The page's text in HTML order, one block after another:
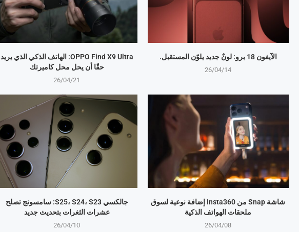
OPPO Find X9 Ultra: الهاتف الذكي الذي يريد
حقًا أن يحل محل كاميرتك
26/04/21
الآيفون 18 برو: لونٌ جديد يلوّن المستقبل.
26/04/14
جالكسي S25، S24، S23: سامسونج تصلح
عشرات الثغرات بتحديث جديد
26/04/10
شاشة Snap من Insta360 إضافة نوعية لسوق
ملحقات الهواتف الذكية
26/04/08